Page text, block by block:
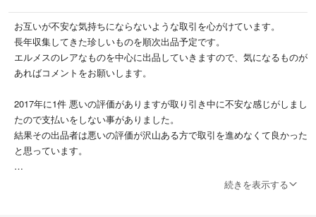
お互いが不安な気持ちにならないような取引を心がけています。
長年収集してきた珍しいものを順次出品予定です。
エルメスのレアなものを中心に出品していきますので、気になるものが
あればコメントをお願いします。
2017年に1件 悪いの評価がありますが取り引き中に不安な感じがしまし
たので支払いをしない事がありました。
結果その出品者は悪いの評価が沢山ある方で取引を進めなくて良かった
と思っています。
2025年5月に1件 悪いの評価がありますが、本物の商品を送ったのに偽
続きを表示する